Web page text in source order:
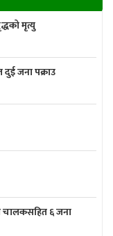
मृत्यु
दुई जना पक्राउ
चालकसहित ६ जना